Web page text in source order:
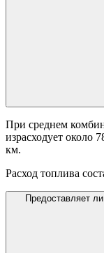
При среднем
израсходует около
км.
Расход топлива
Предоставляет